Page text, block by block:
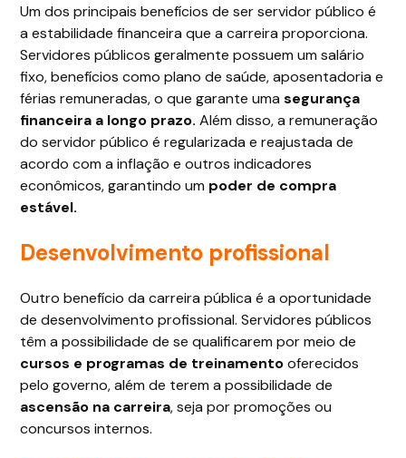
Um dos principais benefícios de ser servidor público é
a estabilidade financeira que a carreira proporciona.
Servidores públicos geralmente possuem um salário
fixo, benefícios como plano de saúde, aposentadoria e
férias remuneradas, o que garante umasegurança
financeira a longo prazo. Além disso, a remuneração
do servidor público é regularizada e reajustada de
acordo com a inflação e outros indicadores
econômicos, garantindo um poder de compra
estável.
Desenvolvimento profissional
Outro benefício da carreira pública é a oportunidade
de desenvolvimento profissional. Servidores públicos
têm a possibilidade de se qualificarem por meio de
cursos e programas de treinamentooferecidos
pelo governo, além de terem a possibilidade de
ascensão na carreira, seja por promoções ou
concursos internos.